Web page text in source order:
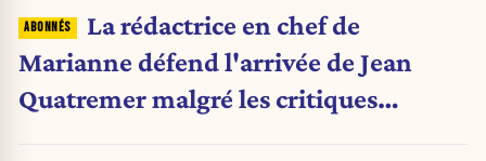
La rédactrice en chef de
Marianne défend l'arrivée de Jean
Quatremer malgré les critiques